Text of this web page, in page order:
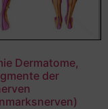
Dermatome,
der